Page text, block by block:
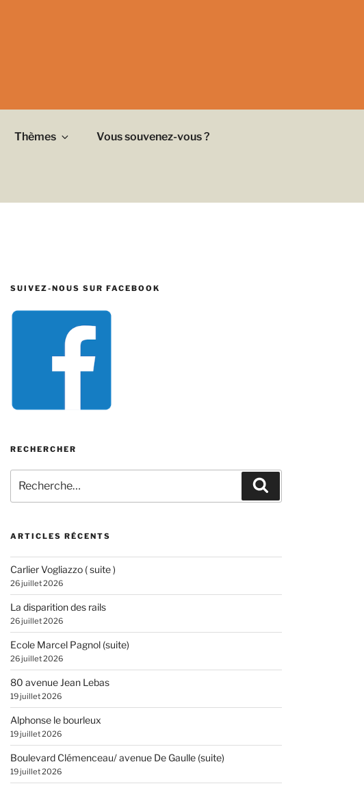
Thèmes Vous souvenez-vous ?
SUIVEZ-NOUS SUR FACEBOOK
RECHERCHER
pour
:
ARTICLES RÉCENTS
Carlier Vogliazzo ( suite )
26 juillet 2026
La disparition des rails
26 juillet 2026
Ecole Marcel Pagnol (suite)
26 juillet 2026
80 avenue Jean Lebas
19 juillet 2026
Alphonse le bourleux
19 juillet 2026
Boulevard Clémenceau/ avenue De Gaulle (suite)
19 juillet 2026